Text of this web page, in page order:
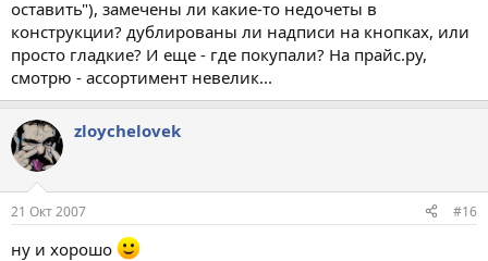
оставить"), замечены ли какие-то недочеты в
конструкции? дублированы ли надписи на кнопках, или
просто гладкие? И еще - где покупали? На прайс.ру,
смотрю - ассортимент невелик...
zloychelovek
21 Окт 2007 #16
ну и хорошо